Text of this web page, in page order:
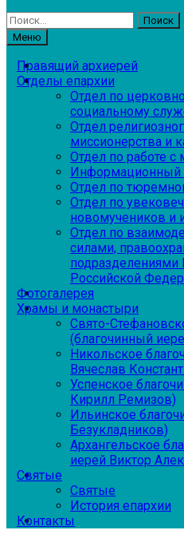
Найти:
Меню
Правящий архиерей
Отделы епархии
Отдел по
социальному
Отдел
миссионерства и
Отдел по работе
Информационный
Отдел по
Отдел по
новомучеников и
Отдел по
силами,
подразделениями
Российской
Фотогалерея
Храмы и монастыри
Свято-
(благочинный
Никольское
Вячеслав
Успенское
Кирилл Ремизов)
Ильинское
Безукладников)
Архангельское
иерей Виктор
Святые
Святые
История епархии
Контакты